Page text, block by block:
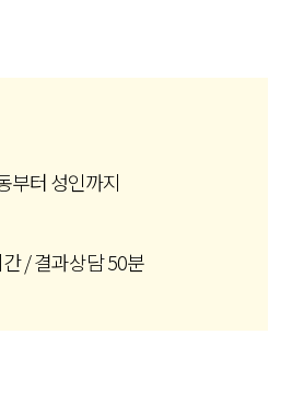
부터 성인까지
/ 결과상담 50분